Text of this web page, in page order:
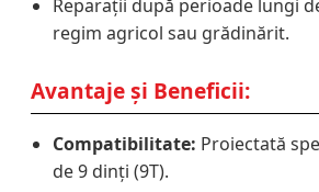
Reparații după perioade lungi
regim agricol sau grădinărit.
Avantaje și Beneficii:
Compatibilitate: Proiectată
de 9 dinți (9T).